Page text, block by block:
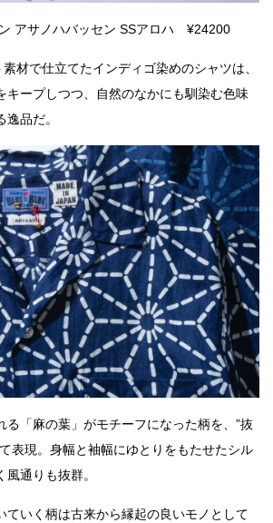
アサノハバッセン SSアロハ ¥24200
材で仕立てたインディゴ染めのシャツは、
キープしつつ、自然のなかにも馴染む色味
品だ。
る「麻の葉」がモチーフになった柄を、”抜
表現。身幅と袖幅にゆとりをもたせたシル
通りも抜群。
ていく柄は古来から縁起の良いモノとして